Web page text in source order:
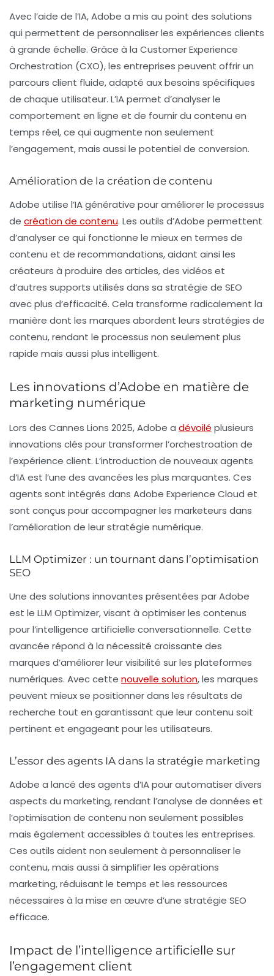
Avec l’aide de l’IA, Adobe a mis au point des solutions
qui permettent de personnaliser les expériences clients
à grande échelle. Grâce à la Customer Experience
Orchestration (CXO), les entreprises peuvent offrir un
parcours client fluide, adapté aux besoins spécifiques
de chaque utilisateur. L’IA permet d’analyser le
comportement en ligne et de fournir du contenu en
temps réel, ce qui augmente non seulement
l’engagement, mais aussi le potentiel de conversion.
Amélioration de la création de contenu
Adobe utilise l’IA générative pour améliorer le processus
de création de contenu. Les outils d’Adobe permettent
d’analyser ce qui fonctionne le mieux en termes de
contenu et de recommandations, aidant ainsi les
créateurs à produire des articles, des vidéos et
d’autres supports utilisés dans sa stratégie de SEO
avec plus d’efficacité. Cela transforme radicalement la
manière dont les marques abordent leurs stratégies de
contenu, rendant le processus non seulement plus
rapide mais aussi plus intelligent.
Les innovations d’Adobe en matière de
marketing numérique
Lors des Cannes Lions 2025, Adobe a dévoilé plusieurs
innovations clés pour transformer l’orchestroation de
l’expérience client. L’introduction de nouveaux agents
d’IA est l’une des avancées les plus marquantes. Ces
agents sont intégrés dans Adobe Experience Cloud et
sont conçus pour accompagner les marketeurs dans
l’amélioration de leur stratégie numérique.
LLM Optimizer : un tournant dans l’optimisation
SEO
Une des solutions innovantes présentées par Adobe
est le LLM Optimizer, visant à optimiser les contenus
pour l’intelligence artificielle conversationnelle. Cette
avancée répond à la nécessité croissante des
marques d’améliorer leur visibilité sur les plateformes
numériques. Avec cette nouvelle solution, les marques
peuvent mieux se positionner dans les résultats de
recherche tout en garantissant que leur contenu soit
pertinent et engageant pour les utilisateurs.
L’essor des agents IA dans la stratégie marketing
Adobe a lancé des agents d’IA pour automatiser divers
aspects du marketing, rendant l’analyse de données et
l’optimisation de contenu non seulement possibles
mais également accessibles à toutes les entreprises.
Ces outils aident non seulement à personnaliser le
contenu, mais aussi à simplifier les opérations
marketing, réduisant le temps et les ressources
nécessaires à la mise en œuvre d’une stratégie SEO
efficace.
Impact de l’intelligence artificielle sur
l’engagement client